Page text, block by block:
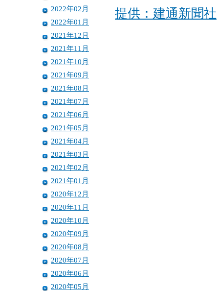
2022年02月
2022年01月
2021年12月
2021年11月
2021年10月
2021年09月
2021年08月
2021年07月
2021年06月
2021年05月
2021年04月
2021年03月
2021年02月
2021年01月
2020年12月
2020年11月
2020年10月
2020年09月
2020年08月
2020年07月
2020年06月
2020年05月
提供：建通新聞社